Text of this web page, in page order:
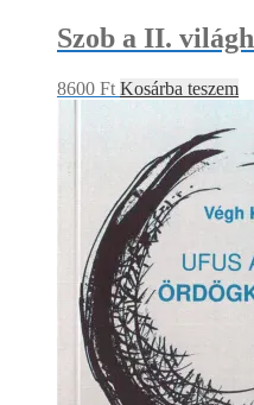
Szob a II.
8600 Ft Kosárba teszem